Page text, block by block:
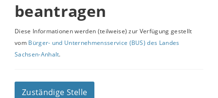
beantragen
Diese Informationen werden (teilweise) zur Verfügung gestellt
vom Bürger- und Unternehmensservice (BUS) des Landes
Sachsen-Anhalt.
Zuständige Stelle